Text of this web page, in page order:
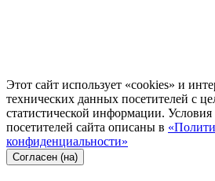
Этот сайт использует «cookies» и
технических данных посетителей с
статистической информации.
посетителей сайта описаны в
конфиденциальности»
Согласен (на)